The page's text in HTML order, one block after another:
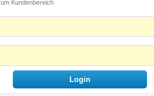
Kundenbereich